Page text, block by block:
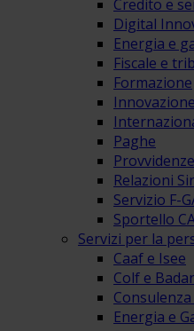
Credito e
Digital
Energia e
Fiscale e
Formazione
Paghe
Provvidenze
Relazioni
Servizio F-
Sportello
Servizi per la
Caaf e Isee
Colf e
Energia e